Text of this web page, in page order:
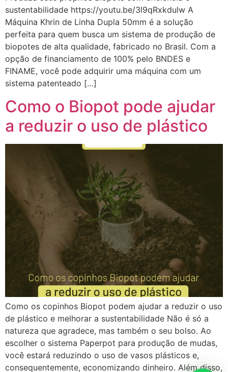
sustentabilidade https://youtu.be/3l9qRxkdulw A
Máquina Khrin de Linha Dupla 50mm é a solução
perfeita para quem busca um sistema de produção de
biopotes de alta qualidade, fabricado no Brasil. Com a
opção de financiamento de 100% pelo BNDES e
FINAME, você pode adquirir uma máquina com um
sistema patenteado […]
Como o Biopot pode ajudar
a reduzir o uso de plástico
Como os copinhos Biopot podem ajudar a reduzir o uso
de plástico e melhorar a sustentabilidade Não é só a
natureza que agradece, mas também o seu bolso. Ao
escolher o sistema Paperpot para produção de mudas,
você estará reduzindo o uso de vasos plásticos e,
consequentemente, economizando dinheiro. Além disso,